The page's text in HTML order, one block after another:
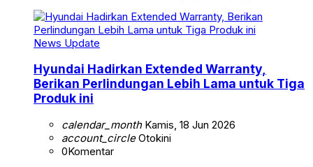
News Update
Hyundai Hadirkan Extended Warranty,
Berikan Perlindungan Lebih Lama untuk Tiga
Produk ini
calendar_monthKamis, 18 Jun 2026
account_circleOtokini
0Komentar